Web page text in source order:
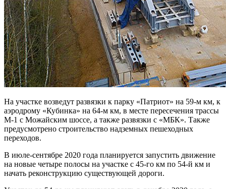
На участке возведут развязки к парку «Патриот» на 59-м км, к
аэродрому «Кубинка» на 64-м км, в месте пересечения трассы
М-1 с Можайским шоссе, а также развязки с «МБК». Также
предусмотрено строительство надземных пешеходных
переходов.
В июле-сентябре 2020 года планируется запустить движение
на новые четыре полосы на участке с 45-го км по 54-й км и
начать реконструкцию существующей дороги.